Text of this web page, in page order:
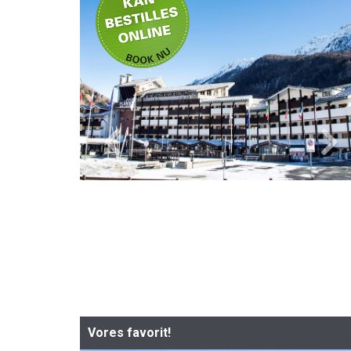
Vores favorit!